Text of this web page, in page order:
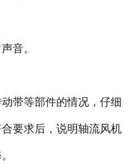
音。
带等部件的情况，仔细
要求后，说明轴流风机